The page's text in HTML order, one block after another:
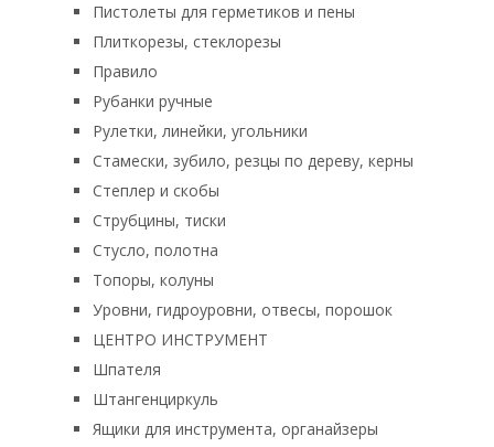
Пистолеты для герметиков и пены
Плиткорезы, стеклорезы
Правило
Рубанки ручные
Рулетки, линейки, угольники
Стамески, зубило, резцы по дереву, керны
Степлер и скобы
Струбцины, тиски
Стусло, полотна
Топоры, колуны
Уровни, гидроуровни, отвесы, порошок
ЦЕНТРО ИНСТРУМЕНТ
Шпателя
Штангенциркуль
Ящики для инструмента, органайзеры